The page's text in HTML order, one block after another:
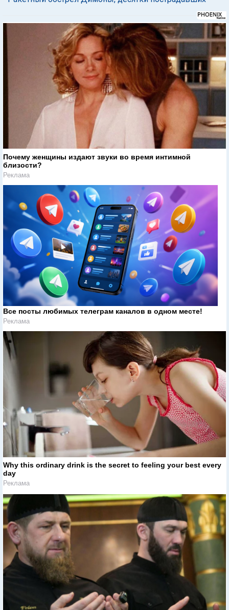
Почему женщины издают звуки во время интимной
близости?
Реклама
Все посты любимых телеграм каналов в одном месте!
Реклама
Why this ordinary drink is the secret to feeling your best every
day
Реклама